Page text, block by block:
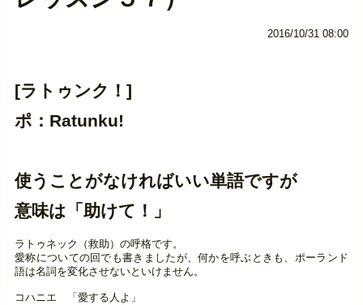
2016/10/31 08:00
[ラトゥンク！]
ポ：Ratunku!
使うことがなければいい単語ですが
意味は「助けて！」
ラトゥネック（救助）の呼格です。
愛称についての回でも書きましたが、何かを呼ぶときも、ポーランド
語は名詞を変化させないといけません。
コハニエ 「愛する人よ」